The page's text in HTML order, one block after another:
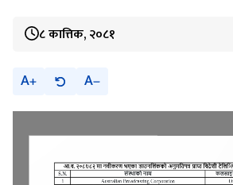
८ कात्तिक, २०८१
A A